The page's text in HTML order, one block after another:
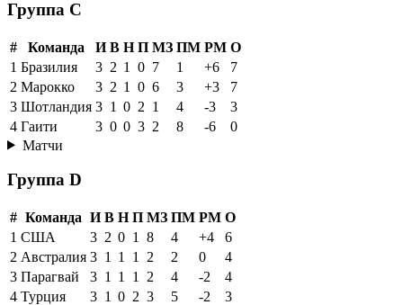
Группа C
# Команда И В Н П МЗ ПМ РМ О
1 Бразилия 3 2 1 0 7 1 +6
7
2 Марокко 3 2 1 0 6 3 +3
7
3 Шотландия 3 1 0 2 1 4 -3
3
4 Гаити 3 0 0 3 2 8 -6
0
Матчи
Группа D
# Команда И В Н П МЗ ПМ РМ О
1 США 3 2 0 1 8 4 +4
6
2 Австралия 3 1 1 1 2 2 0
4
3 Парагвай 3 1 1 1 2 4 -2
4
4 Турция 3 1 0 2 3 5 -2
3